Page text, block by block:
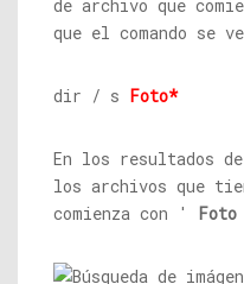
de archivo que
que el comando se
dir / s Foto*
En los resultados
los archivos que
comienza con ' Foto